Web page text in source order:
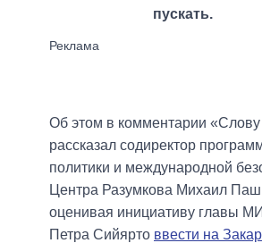
пускать.
Об этом в комментарии
рассказал содиректор
политики и международной
Центра Разумкова Михаил
оценивая инициативу главы
Петра Сийярто ввести на